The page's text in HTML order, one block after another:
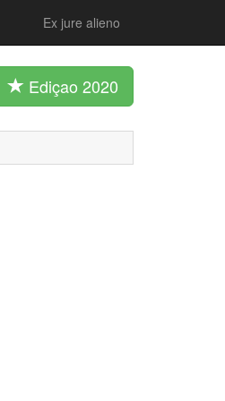
Ex jure alieno
Ediçao 2020